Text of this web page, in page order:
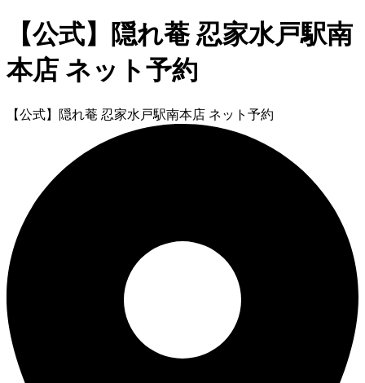
【公式】隠れ菴 忍家水戸駅南
本店 ネット予約
【公式】隠れ菴 忍家水戸駅南本店 ネット予約